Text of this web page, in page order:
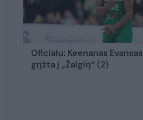
Oficialu: Keenanas Evansas
grįžta į „Žalgirį“ (2)